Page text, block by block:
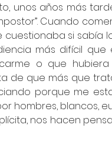
unos años más
Cuando
cuestionaba si
más difícil que
o que
de que más que
porque me
hombres, blancos,
nos hacen